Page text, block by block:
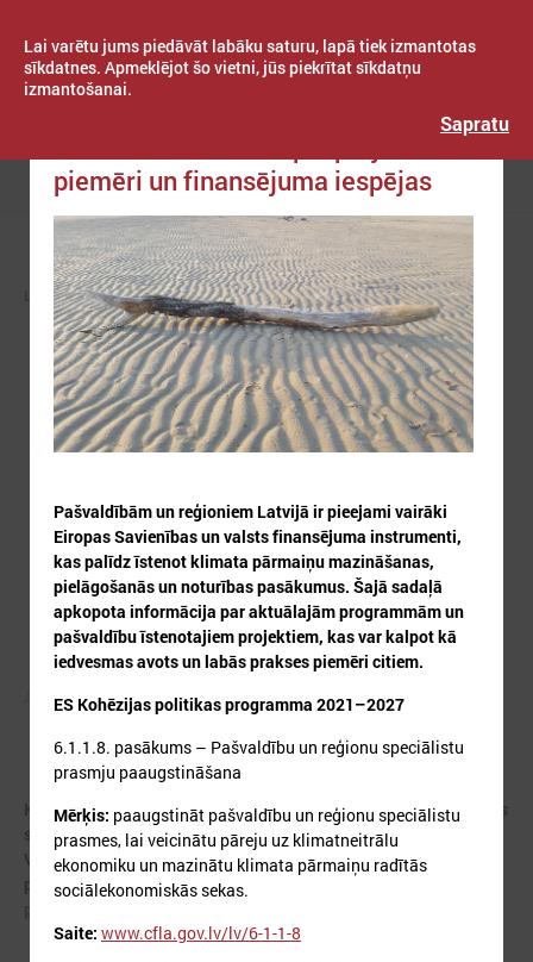
Lai varētu jums piedāvāt labāku saturu, lapā tiek izmantotas
sīkdatnes. Apmeklējot šo vietni, jūs piekrītat sīkdatņu
izmantošanai.
Sapratu
Izvēlne
NODERĪGI KLIMATA ZINĀŠANU TELPA (NAH)
Autors: ES
Klimata zināšanu telpa izveidota projektā "AdaptationHubs", kas
saņēmis ES programmas "Apvārsnis Eiropa" finansējumu.
Vairāk informācijas par
projektu:https://www.lps.lv/lv/projekti/aktivie-projekti/46-
piemēri un finansējuma iespējas
Pašvaldībām un reģioniem Latvijā ir pieejami vairāki
Eiropas Savienības un valsts finansējuma instrumenti,
kas palīdz īstenot klimata pārmaiņu mazināšanas,
pielāgošanās un noturības pasākumus. Šajā sadaļā
apkopota informācija par aktuālajām programmām un
pašvaldību īstenotajiem projektiem, kas var kalpot kā
iedvesmas avots un labās prakses piemēri citiem.
ES Kohēzijas politikas programma 2021–2027
6.1.1.8. pasākums – Pašvaldību un reģionu speciālistu
prasmju paaugstināšana
Mērķis: paaugstināt pašvaldību un reģionu speciālistu
prasmes, lai veicinātu pāreju uz klimatneitrālu
ekonomiku un mazinātu klimata pārmaiņu radītās
sociālekonomiskās sekas.
Saite: www.cfla.gov.lv/lv/6-1-1-8